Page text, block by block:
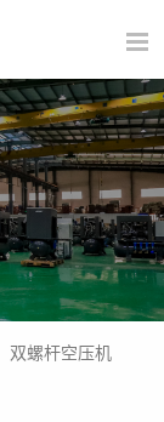
双螺杆空压机